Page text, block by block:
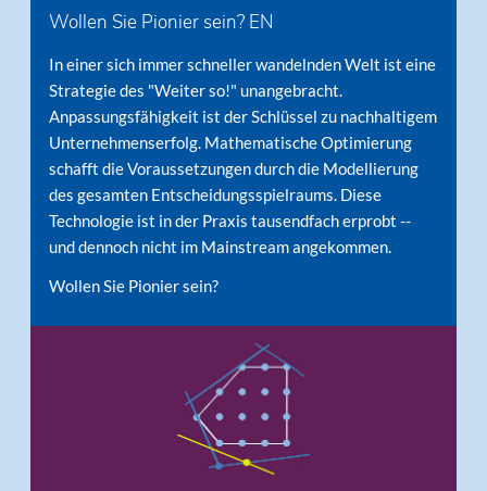
Wollen Sie Pionier sein? EN
In einer sich immer schneller wandelnden Welt ist eine
Strategie des "Weiter so!" unangebracht.
Anpassungsfähigkeit ist der Schlüssel zu nachhaltigem
Unternehmenserfolg. Mathematische Optimierung
schafft die Voraussetzungen durch die Modellierung
des gesamten Entscheidungsspielraums. Diese
Technologie ist in der Praxis tausendfach erprobt --
und dennoch nicht im Mainstream angekommen.
Wollen Sie Pionier sein?